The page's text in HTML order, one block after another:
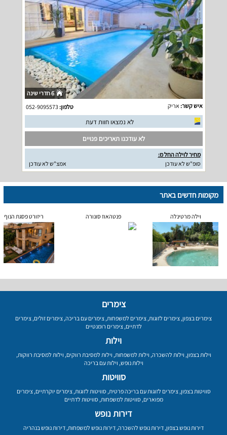
6 חדרי שינה
איש קשר: אריק טלפון:052-9095573
לא נמצאו חוות דעת
לא עודכנו תאריכים פנויים
מחיר לוילה החל מ:
סופ"ש לא עודכן
אמצ"ש לא עודכן
מקומות חדשים באתר
וילה מרטינלה פנטהאוז סונורה ריזורט פסגת הנוף
צימרים
צימרים בצפון, צימרים לזוגות, צימרים למשפחות, צימרים עם בריכה, צימרים זולים, צימרים
לדתיים,צימרים רומנטיים
וילות
וילות בצפון, וילות להשכרה, וילות למשפחות, וילות למסיבת רווקים, וילות למסיבת רווקות,
וילות נופש, וילות עם בריכה
סוויטות
סוויטות בצפון,צימרים לזוגות עם בריכה פרטית,סוויטות לזוגות,צימרים יוקרתיים,צימרים
מפוארים,סוויטות למשפחות,סוויטות לדתיים
דירות נופש
דירות נופש בצפון, דירות נופש להשכרה, דירות נופש למשפחות, דירות נופש בנהריה